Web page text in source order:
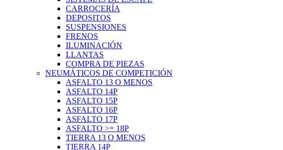
CARROCERÍA
DEPOSITOS
SUSPENSIONES
FRENOS
ILUMINACIÓN
LLANTAS
COMPRA DE PIEZAS
NEUMÁTICOS DE COMPETICIÓN
ASFALTO 13 O MENOS
ASFALTO 14P
ASFALTO 15P
ASFALTO 16P
ASFALTO 17P
ASFALTO >= 18P
TIERRA 13 O MENOS
TIERRA 14P